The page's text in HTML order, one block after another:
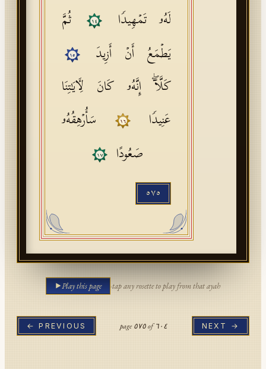
لَهُۥ تَمۡهِیدࣰا
١٤
ثُمَّ
یَطۡمَعُ أَنۡ أَزِیدَ
١٥
كَلَّاۤۖ إِنَّهُۥ كَانَ لِـَٔایَـٰتِنَا
عَنِیدࣰا
١٦
سَأُرۡهِقُهُۥ
صَعُودًا
١٧
٥٧٥
Play this page ·tap any rosette to play from that ayah
← PREVIOUS page٥٧٥of٦٠٤ NEXT →